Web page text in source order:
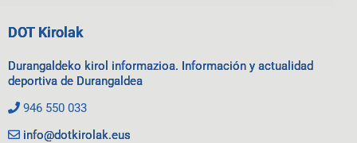
DOT Kirolak
Durangaldeko kirol informazioa. Información y actualidad
deportiva de Durangaldea
946 550 033
info@dotkirolak.eus